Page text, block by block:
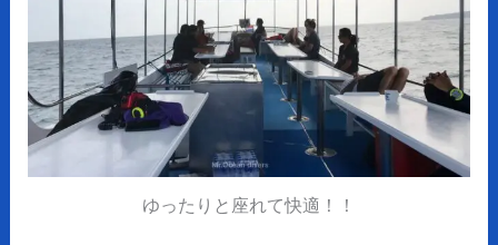
ゆったりと座れて快適！！